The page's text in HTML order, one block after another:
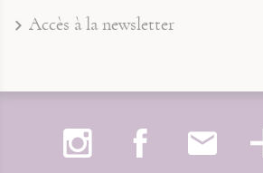
Accès à la newsletter